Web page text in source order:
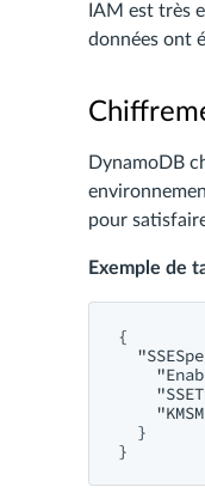
IAM est très
données ont
DynamoDB
pour
Exemple de
{
  }